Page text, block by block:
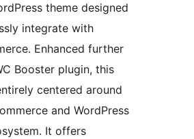
theme designed
integrate with
Enhanced further
Booster plugin, this
centered around
and WordPress
It offers